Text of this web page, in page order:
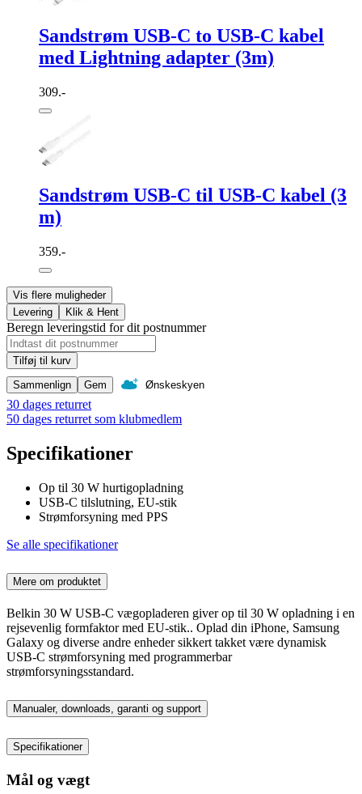
Sandstrøm USB-C to USB-C kabel
med Lightning adapter (3m)
309.-
Sandstrøm USB-C til USB-C kabel (3
m)
359.-
Vis flere muligheder
Levering
Klik & Hent
Beregn leveringstid for dit postnummer
Tilføj til kurv
Sammenlign
Gem Ønskeskyen
30 dages returret
50 dages returret som klubmedlem
Specifikationer
Op til 30 W hurtigopladning
USB-C tilslutning, EU-stik
Strømforsyning med PPS
Se alle specifikationer
Mere om produktet
Belkin 30 W USB-C vægopladeren giver op til 30 W opladning i en
rejsevenlig formfaktor med EU-stik.. Oplad din iPhone, Samsung
Galaxy og diverse andre enheder sikkert takket være dynamisk
USB-C strømforsyning med programmerbar
strømforsyningsstandard.
Manualer, downloads, garanti og support
Specifikationer
Mål og vægt